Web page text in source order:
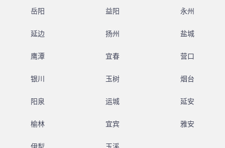
岳阳 益阳 永州
延边 扬州 盐城
鹰潭 宜春 营口
银川 玉树 烟台
阳泉 运城 延安
榆林 宜宾 雅安